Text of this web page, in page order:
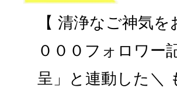
【 清浄なご神気
０００フォロワー
呈」と連動した＼